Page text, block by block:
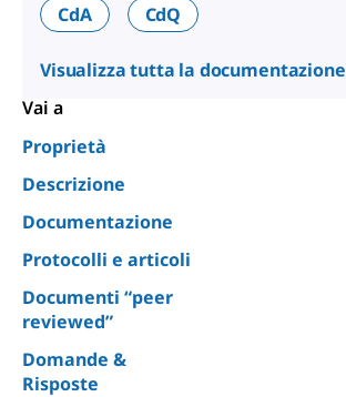
CdA
CdQ
Visualizza tutta la documentazione
Vai a
Proprietà
Descrizione
Documentazione
Protocolli e articoli
Documenti “peer
reviewed”
Domande &
Risposte